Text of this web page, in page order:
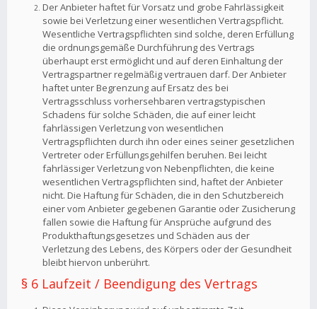
Der Anbieter haftet für Vorsatz und grobe Fahrlässigkeit
sowie bei Verletzung einer wesentlichen Vertragspflicht.
Wesentliche Vertragspflichten sind solche, deren Erfüllung
die ordnungsgemäße Durchführung des Vertrags
überhaupt erst ermöglicht und auf deren Einhaltung der
Vertragspartner regelmäßig vertrauen darf. Der Anbieter
haftet unter Begrenzung auf Ersatz des bei
Vertragsschluss vorhersehbaren vertragstypischen
Schadens für solche Schäden, die auf einer leicht
fahrlässigen Verletzung von wesentlichen
Vertragspflichten durch ihn oder eines seiner gesetzlichen
Vertreter oder Erfüllungsgehilfen beruhen. Bei leicht
fahrlässiger Verletzung von Nebenpflichten, die keine
wesentlichen Vertragspflichten sind, haftet der Anbieter
nicht. Die Haftung für Schäden, die in den Schutzbereich
einer vom Anbieter gegebenen Garantie oder Zusicherung
fallen sowie die Haftung für Ansprüche aufgrund des
Produkthaftungsgesetzes und Schäden aus der
Verletzung des Lebens, des Körpers oder der Gesundheit
bleibt hiervon unberührt.
§ 6 Laufzeit / Beendigung des Vertrags